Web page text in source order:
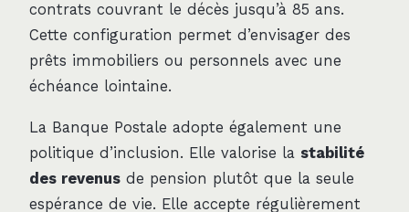
contrats couvrant le décès jusqu’à 85 ans.
Cette configuration permet d’envisager des
prêts immobiliers ou personnels avec une
échéance lointaine.
La Banque Postale adopte également une
politique d’inclusion. Elle valorise la stabilité
des revenus de pension plutôt que la seule
espérance de vie. Elle accepte régulièrement